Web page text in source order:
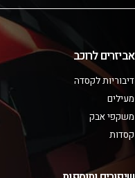
אביזרים לרוכב
דיבוריות לקסדה
מעילים
משקפי אבק
קסדות